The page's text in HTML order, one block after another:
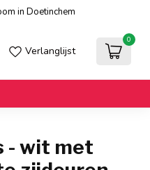
in Doetinchem
Verlanglijst
0
- wit met